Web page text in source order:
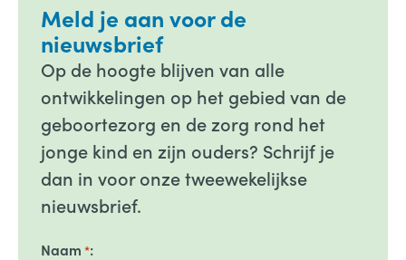
Meld je aan voor de
nieuwsbrief
Op de hoogte blijven van alle
ontwikkelingen op het gebied van de
geboortezorg en de zorg rond het
jonge kind en zijn ouders? Schrijf je
dan in voor onze tweewekelijkse
nieuwsbrief.
Naam *